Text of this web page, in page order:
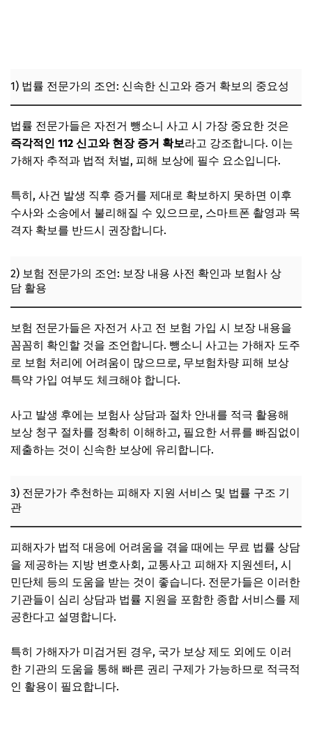
1) 법률 전문가의 조언: 신속한 신고와 증거 확보의 중요성
법률 전문가들은 자전거 뺑소니 사고 시 가장 중요한 것은
즉각적인 112 신고와 현장 증거 확보라고 강조합니다. 이는
가해자 추적과 법적 처벌, 피해 보상에 필수 요소입니다.
특히, 사건 발생 직후 증거를 제대로 확보하지 못하면 이후
수사와 소송에서 불리해질 수 있으므로, 스마트폰 촬영과 목
격자 확보를 반드시 권장합니다.
2) 보험 전문가의 조언: 보장 내용 사전 확인과 보험사 상
담 활용
보험 전문가들은 자전거 사고 전 보험 가입 시 보장 내용을
꼼꼼히 확인할 것을 조언합니다. 뺑소니 사고는 가해자 도주
로 보험 처리에 어려움이 많으므로, 무보험차량 피해 보상
특약 가입 여부도 체크해야 합니다.
사고 발생 후에는 보험사 상담과 절차 안내를 적극 활용해
보상 청구 절차를 정확히 이해하고, 필요한 서류를 빠짐없이
제출하는 것이 신속한 보상에 유리합니다.
3) 전문가가 추천하는 피해자 지원 서비스 및 법률 구조 기
관
피해자가 법적 대응에 어려움을 겪을 때에는 무료 법률 상담
을 제공하는 지방 변호사회, 교통사고 피해자 지원센터, 시
민단체 등의 도움을 받는 것이 좋습니다. 전문가들은 이러한
기관들이 심리 상담과 법률 지원을 포함한 종합 서비스를 제
공한다고 설명합니다.
특히 가해자가 미검거된 경우, 국가 보상 제도 외에도 이러
한 기관의 도움을 통해 빠른 권리 구제가 가능하므로 적극적
인 활용이 필요합니다.